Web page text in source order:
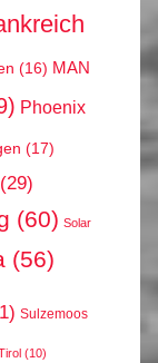
(16) MAN
Phoenix
(17)
(29)
(60) Solar
(56)
Sulzemoos
(10)